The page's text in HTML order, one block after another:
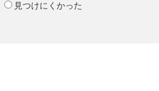
見つけにくかった